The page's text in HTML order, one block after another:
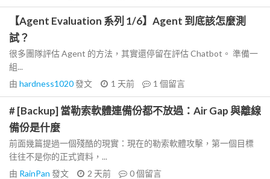
【Agent Evaluation 系列 1/6】Agent 到底該怎麼測
試？
很多團隊評估 Agent 的方法，其實還停留在評估 Chatbot。 準備一
組...
由 hardness1020發文 1 天前 1 個留言
# [Backup] 當勒索軟體連備份都不放過：Air Gap 與離線
備份是什麼
前面幾篇提過一個殘酷的現實：現在的勒索軟體攻擊，第一個目標
往往不是你的正式資料，...
由 RainPan 發文 2 天前 0個留言